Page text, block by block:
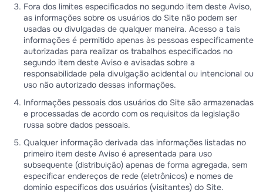
Fora dos limites especificados no segundo item deste Aviso,
as informações sobre os usuários do Site não podem ser
usadas ou divulgadas de qualquer maneira. Acesso a tais
informações é permitido apenas às pessoas especificamente
autorizadas para realizar os trabalhos especificados no
segundo item deste Aviso e avisadas sobre a
responsabilidade pela divulgação acidental ou intencional ou
uso não autorizado dessas informações.
Informações pessoais dos usuários do Site são armazenadas
e processadas de acordo com os requisitos da legislação
russa sobre dados pessoais.
Qualquer informação derivada das informações listadas no
primeiro item deste Aviso é apresentada para uso
subsequente (distribuição) apenas de forma agregada, sem
especificar endereços de rede (eletrônicos) e nomes de
domínio específicos dos usuários (visitantes) do Site.